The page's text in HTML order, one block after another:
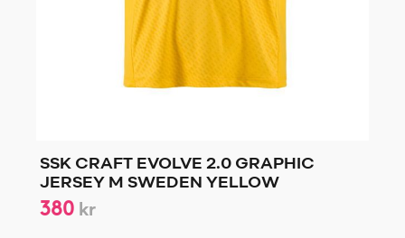
SSK CRAFT EVOLVE 2.0 GRAPHIC
JERSEY M SWEDEN YELLOW
380 kr